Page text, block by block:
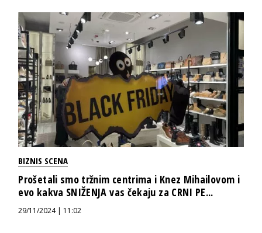
BIZNIS SCENA
Prošetali smo tržnim centrima i Knez Mihailovom i
evo kakva SNIŽENJA vas čekaju za CRNI PE...
29/11/2024 | 11:02